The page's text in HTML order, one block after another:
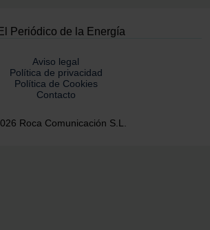
Aviso legal
Política de privacidad
Política de Cookies
Contacto
Roca Comunicación S.L.